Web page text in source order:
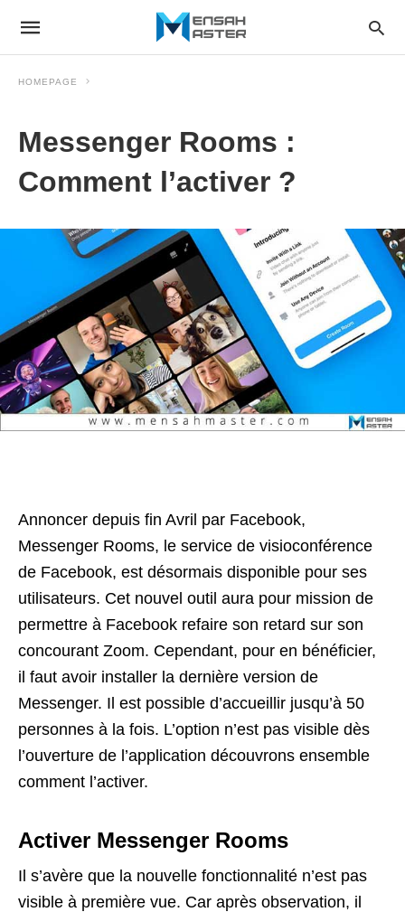
HOMEPAGE
Messenger Rooms :
Comment l’activer ?
Annoncer depuis fin Avril par Facebook,
Messenger Rooms, le service de visioconférence
de Facebook, est désormais disponible pour ses
utilisateurs. Cet nouvel outil aura pour mission de
permettre à Facebook refaire son retard sur son
concourant Zoom. Cependant, pour en bénéficier,
il faut avoir installer la dernière version de
Messenger. Il est possible d’accueillir jusqu’à 50
personnes à la fois. L’option n’est pas visible dès
l’ouverture de l’application découvrons ensemble
comment l’activer.
Activer Messenger Rooms
Il s’avère que la nouvelle fonctionnalité n’est pas
visible à première vue. Car après observation, il